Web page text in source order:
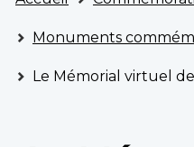
Dossier
ACC
ici
Monuments
Le Mémorial virtuel de